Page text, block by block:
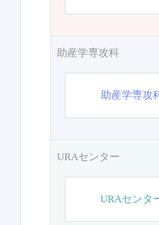
助産学専攻科
助産学専攻
URAセンター
URAセンタ